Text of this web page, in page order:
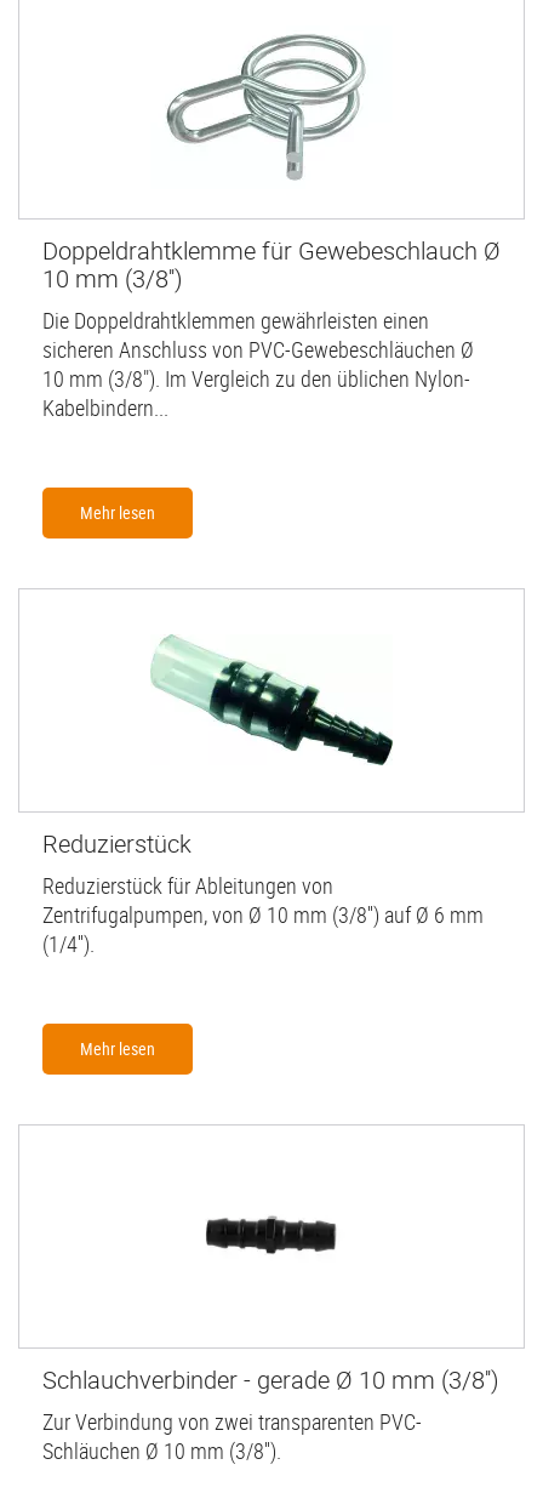
Doppeldrahtklemme für Gewebeschlauch Ø
10 mm (3/8'')
Die Doppeldrahtklemmen gewährleisten einen
sicheren Anschluss von PVC-Gewebeschläuchen Ø
10 mm (3/8"). Im Vergleich zu den üblichen Nylon-
Kabelbindern...
Mehr lesen
Reduzierstück
Reduzierstück für Ableitungen von
Zentrifugalpumpen, von Ø 10 mm (3/8'') auf Ø 6 mm
(1/4'').
Mehr lesen
Schlauchverbinder - gerade Ø 10 mm (3/8'')
Zur Verbindung von zwei transparenten PVC-
Schläuchen Ø 10 mm (3/8'').